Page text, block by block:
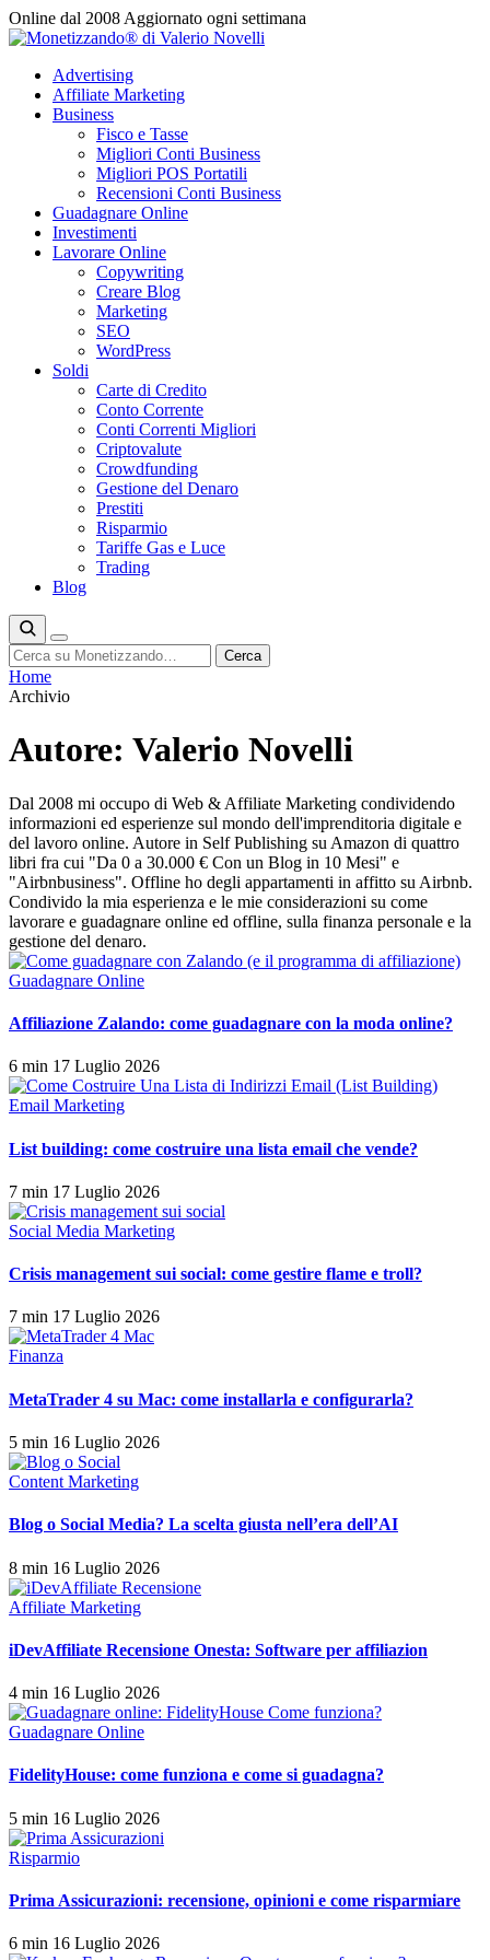
Vai
al
Online dal 2008 Aggiornato ogni settimana
Advertising
Affiliate Marketing
Business
Fisco e Tasse
Migliori Conti Business
Migliori POS Portatili
Recensioni Conti Business
Guadagnare Online
Investimenti
Lavorare Online
Copywriting
Creare Blog
Marketing
SEO
WordPress
Soldi
Carte di Credito
Conto Corrente
Conti Correnti Migliori
Criptovalute
Crowdfunding
Gestione del Denaro
Prestiti
Risparmio
Tariffe Gas e Luce
Trading
Blog
Cerca Cerca
Home
Archivio
Autore: Valerio Novelli
Dal 2008 mi occupo di Web & Affiliate Marketing condividendo
informazioni ed esperienze sul mondo dell'imprenditoria digitale e
del lavoro online. Autore in Self Publishing su Amazon di quattro
libri fra cui "Da 0 a 30.000 € Con un Blog in 10 Mesi" e
"Airbnbusiness". Offline ho degli appartamenti in affitto su Airbnb.
Condivido la mia esperienza e le mie considerazioni su come
lavorare e guadagnare online ed offline, sulla finanza personale e la
gestione del denaro.
Guadagnare Online
Affiliazione Zalando: come guadagnare con la moda online?
6 min 17 Luglio 2026
Email Marketing
List building: come costruire una lista email che vende?
7 min 17 Luglio 2026
Social Media Marketing
Crisis management sui social: come gestire flame e troll?
7 min 17 Luglio 2026
Finanza
MetaTrader 4 su Mac: come installarla e configurarla?
5 min 16 Luglio 2026
Content Marketing
Blog o Social Media? La scelta giusta nell’era dell’AI
8 min 16 Luglio 2026
Affiliate Marketing
iDevAffiliate Recensione Onesta: Software per affiliazion
4 min 16 Luglio 2026
Guadagnare Online
FidelityHouse: come funziona e come si guadagna?
5 min 16 Luglio 2026
Risparmio
Prima Assicurazioni: recensione, opinioni e come risparmiare
6 min 16 Luglio 2026